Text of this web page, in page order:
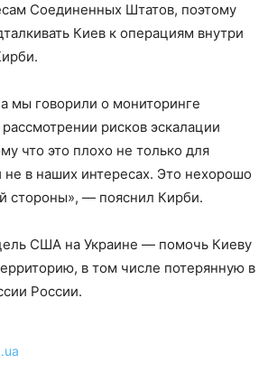
Соединенных Штатов, поэтому
Киев к операциям внутри
мы говорили о мониторинге
рисков эскалации
что это плохо не только для
не в наших интересах. Это нехорошо
стороны», — пояснил Кирби.
США на Украине — помочь Киеву
в том числе потерянную в
России.